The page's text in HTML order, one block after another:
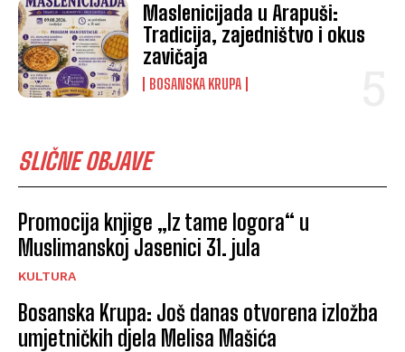
Maslenicijada u Arapuši:
Tradicija, zajedništvo i okus
zavičaja
BOSANSKA KRUPA
SLIČNE OBJAVE
Promocija knjige „Iz tame logora“ u
Muslimanskoj Jasenici 31. jula
KULTURA
Bosanska Krupa: Još danas otvorena izložba
umjetničkih djela Melisa Mašića